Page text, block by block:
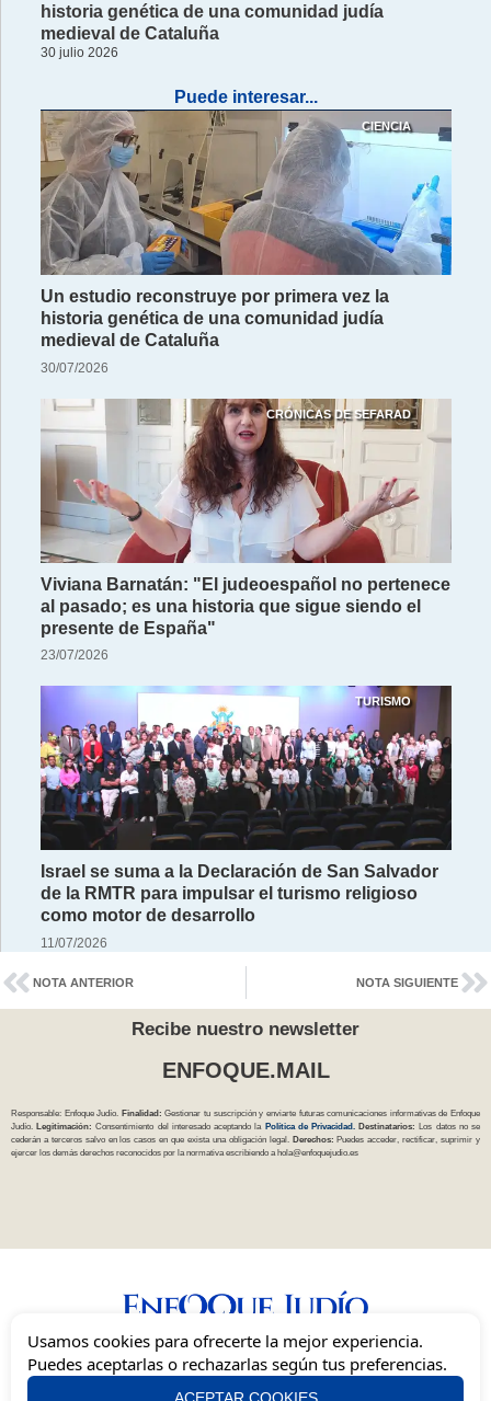
historia genética de una comunidad judía
medieval de Cataluña
30 julio 2026
Puede interesar...
CIENCIA
Un estudio reconstruye por primera vez la
historia genética de una comunidad judía
medieval de Cataluña
30/07/2026
CRÓNICAS DE SEFARAD
Viviana Barnatán: "El judeoespañol no pertenece
al pasado; es una historia que sigue siendo el
presente de España"
23/07/2026
TURISMO
Israel se suma a la Declaración de San Salvador
de la RMTR para impulsar el turismo religioso
como motor de desarrollo
11/07/2026
NOTA ANTERIOR NOTA SIGUIENTE
Recibe nuestro newsletter
ENFOQUE.MAIL
Responsable: Enfoque Judío. Finalidad: Gestionar tu suscripción y enviarte futuras comunicaciones informativas de Enfoque
Judío. Legitimación: Consentimiento del interesado aceptando la Política de Privacidad . Destinatarios: Los datos no se
cederán a terceros salvo en los casos en que exista una obligación legal. Derechos: Puedes acceder, rectificar, suprimir y
ejercer los demás derechos reconocidos por la normativa escribiendo a hola@enfoquejudio.es
Una mirada independiente, inclusiva y sionista del judaísmo en España.
Usamos cookies para ofrecerte la mejor experiencia.
Puedes aceptarlas o rechazarlas según tus preferencias.